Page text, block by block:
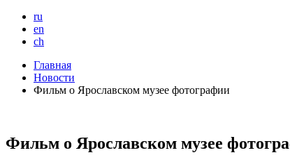
ru
en
ch
Главная
Новости
Фильм о Ярославском музее фотографии
Фильм о Ярославском музее